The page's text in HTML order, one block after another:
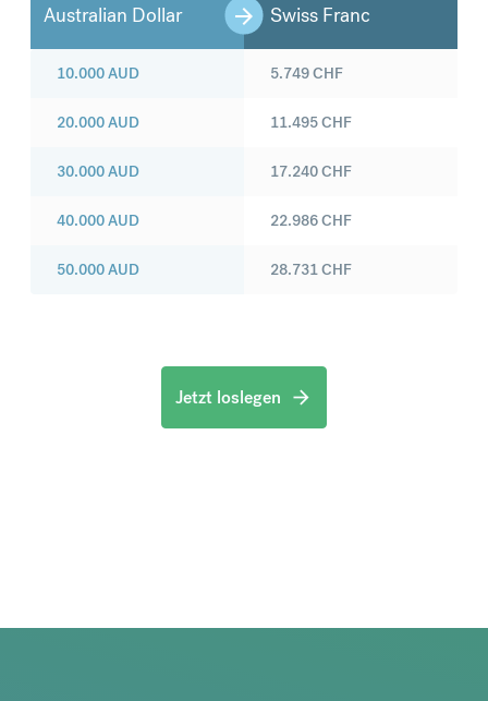
Australian Dollar Swiss Franc
10.000AUD
20.000AUD
30.000AUD
40.000AUD
50.000AUD
5.749CHF
11.495CHF
17.240CHF
22.986CHF
28.731CHF
Jetzt loslegen